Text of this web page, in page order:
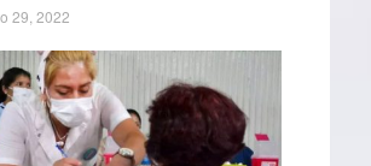
29, 2022